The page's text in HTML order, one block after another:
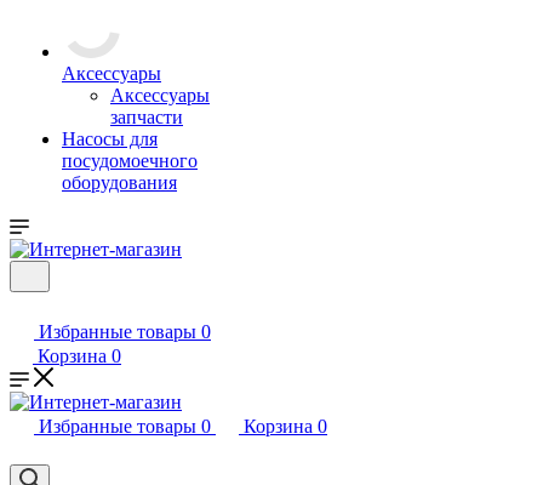
Аксессуары
Аксессуары
запчасти
Насосы для
посудомоечного
оборудования
Избранные товары 0
Корзина 0
Избранные товары 0 Корзина 0